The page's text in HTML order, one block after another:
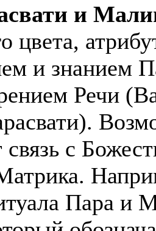
и
цвета,
и знанием
Речи
с
Пара и